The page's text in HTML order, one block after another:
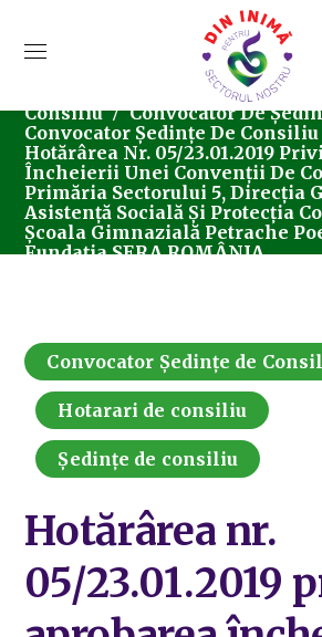
Consiliul Local Sector 5
Consiliu
Convocator De
Convocator Ședințe De Consiliu
Hotărârea Nr. 05/23.01.2019
Încheierii Unei Convenții De
Primăria Sectorului 5, Direcția
Asistență Socială Și Protecția
Școala Gimnazială Petrache
Fundația SERA ROMÂNIA
Convocator Ședințe de
Hotarari de consiliu
Ședințe de consiliu
Hotărârea nr.
05/23.01.2019